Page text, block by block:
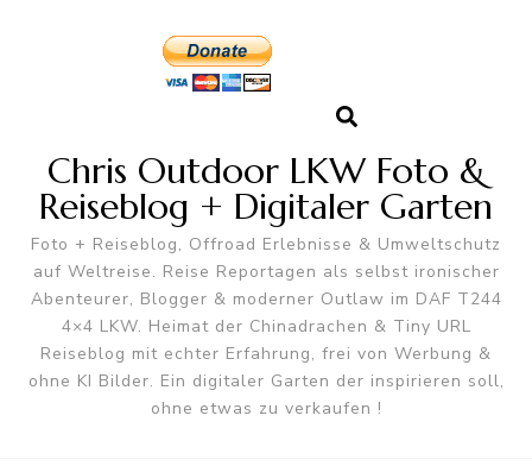
Chris Outdoor LKW Foto &
Reiseblog + Digitaler Garten
Foto + Reiseblog, Offroad Erlebnisse & Umweltschutz
auf Weltreise. Reise Reportagen als selbst ironischer
Abenteurer, Blogger & moderner Outlaw im DAF T244
4×4 LKW. Heimat der Chinadrachen & Tiny URL
Reiseblog mit echter Erfahrung, frei von Werbung &
ohne KI Bilder. Ein digitaler Garten der inspirieren soll,
ohne etwas zu verkaufen !